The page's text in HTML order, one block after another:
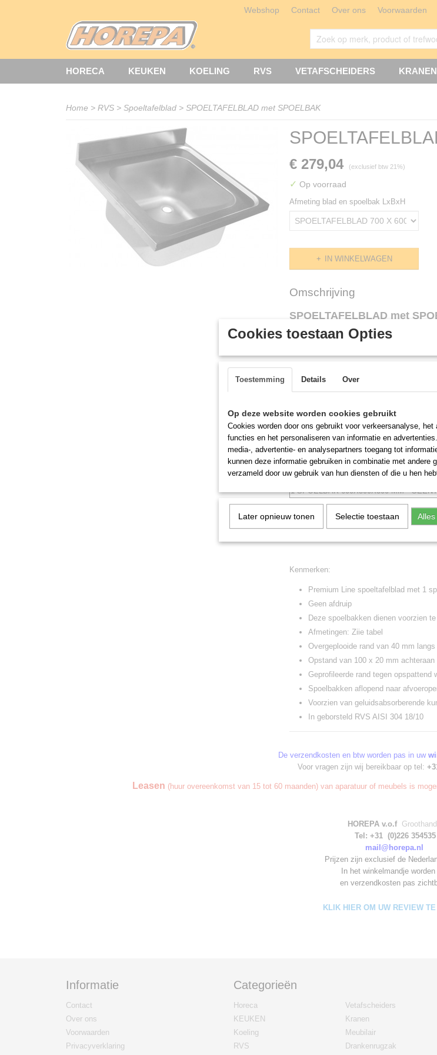
Webshop Contact Over ons Voorwaarden
HORECA KEUKEN KOELING RVS VETAFSCHEIDERS KRANEN
Home > RVS > Spoeltafelblad > SPOELTAFELBLAD met SPOELBAK
€ 279,04 (exclusief btw 21%)
✓ Op voorraad
Afmeting blad en spoelbak LxBxH
IN WINKELWAGEN
Omschrijving
SPOELTAFELBLAD met
Bestelreferentie: Zie invoertabel hierboven
Leverbaar in:
Uitvoering
1 SPOELBAK 500X400X300 MM - ​GEEN
SPOELTAFELBLAD 800 X 600 MM
1 SPOELBAK 500X400X300 MM - ​GEEN
SPOELTAFELBLAD 700 X 700 MM
1 SPOELBAK 500X500X300 MM - GEEN
SPOELTAFELBLAD 800 X 700 MM
1 SPOELBAK 600X500X300 MM - GEEN
Kenmerken:
Premium Line spoeltafelblad met 1
Geen afdruip
Deze spoelbakken dienen voorzien
Afmetingen: Ziie tabel
Overgeplooide rand van 40 mm
Opstand van 100 x 20 mm achteraan
Geprofileerde rand tegen opspattend
Spoelbakken aflopend naar
Voorzien van geluidsabsorberende
In geborsteld RVS AISI 304 18/10
De verzendkosten en btw worden pas in uw
Voor vragen zijn wij bereikbaar op tel:
Leasen (huur overeenkomst van 15 tot 60 maanden) van aparatuur of meubels is
HOREPA v.o.f
Tel: +31 (0)226 354535
mail@horepa.nl
Prijzen zijn exclusief de
In het winkelmandje worden
en verzendkosten pas
KLIK HIER OM UW REVIEW
Informatie
Contact
Over ons
Voorwaarden
Privacyverklaring
Categorieën
Horeca
KEUKEN
Koeling
RVS
Vetafscheiders
Kranen
Meubilair
Drankenrugzak
Cookies toestaan Opties
Toestemming Details Over
Op deze website worden cookies gebruikt
Cookies worden door ons gebruikt voor verkeersanalyse,
functies en het personaliseren van informatie en
media-, advertentie- en analysepartners toegang tot
kunnen deze informatie gebruiken in combinatie met andere
verzameld door uw gebruik van hun diensten of die u hen
Later opnieuw tonen Selectie toestaan